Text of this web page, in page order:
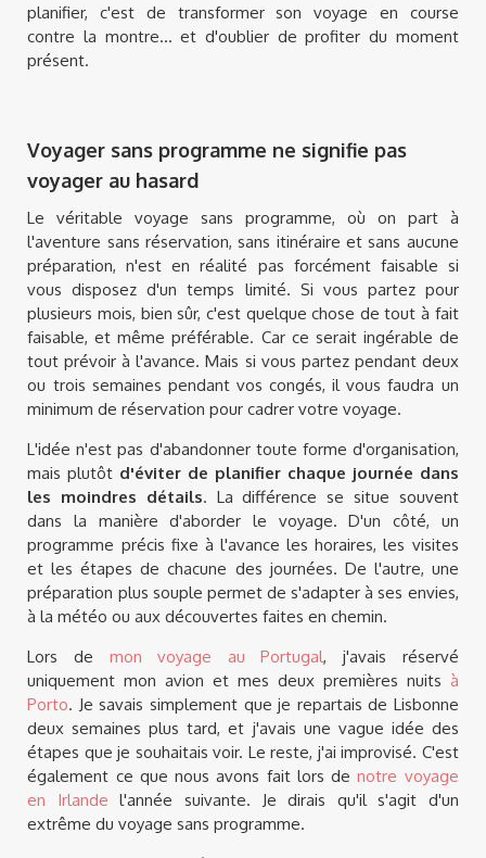
planifier, c'est de transformer son voyage en course
contre la montre... et d'oublier de profiter du moment
présent.
Voyager sans programme ne signifie pas
voyager au hasard
Le véritable voyage sans programme, où on part à
l'aventure sans réservation, sans itinéraire et sans aucune
préparation, n'est en réalité pas forcément faisable si
vous disposez d'un temps limité. Si vous partez pour
plusieurs mois, bien sûr, c'est quelque chose de tout à fait
faisable, et même préférable. Car ce serait ingérable de
tout prévoir à l'avance. Mais si vous partez pendant deux
ou trois semaines pendant vos congés, il vous faudra un
minimum de réservation pour cadrer votre voyage.
L'idée n'est pas d'abandonner toute forme d'organisation,
mais plutôt d'éviter de planifier chaque journée dans
les moindres détails. La différence se situe souvent
dans la manière d'aborder le voyage. D'un côté, un
programme précis fixe à l'avance les horaires, les visites
et les étapes de chacune des journées. De l'autre, une
préparation plus souple permet de s'adapter à ses envies,
à la météo ou aux découvertes faites en chemin.
Lors de mon voyage au Portugal, j'avais réservé
uniquement mon avion et mes deux premières nuits à
Porto. Je savais simplement que je repartais de Lisbonne
deux semaines plus tard, et j'avais une vague idée des
étapes que je souhaitais voir. Le reste, j'ai improvisé. C'est
également ce que nous avons fait lors denotre voyage
en Irlande l'année suivante. Je dirais qu'il s'agit d'un
extrême du voyage sans programme.